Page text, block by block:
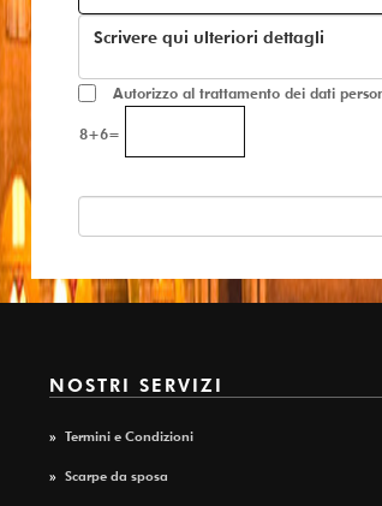
Autorizzo al trattamento dei dati
8+6=
NOSTRI SERVIZI
» Termini e Condizioni
Scarpe da sposa